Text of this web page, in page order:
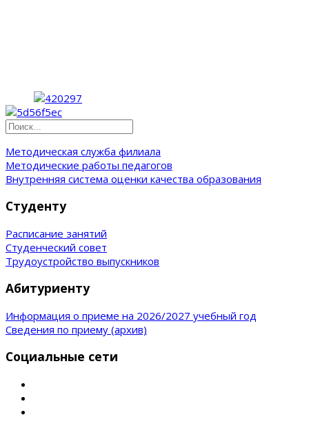
Методическая служба филиала
Методические работы педагогов
Внутренняя система оценки качества образования
Студенту
Расписание занятий
Студенческий совет
Трудоустройство выпускников
Абитуриенту
Информация о приеме на 2026/2027 учебный год
Сведения по приему (архив)
Социальные сети